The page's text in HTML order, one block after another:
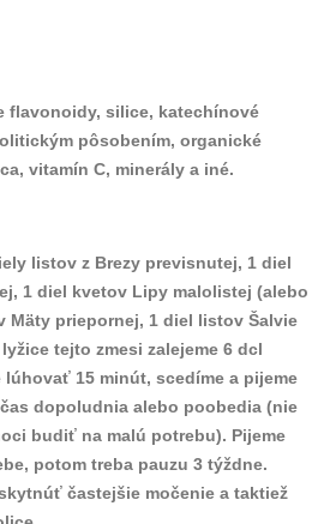
flavonoidy, silice, katechínové
pôsobením, organické
vitamín C, minerály a iné.
listov z Brezy previsnutej, 1 diel
1 diel kvetov Lipy malolistej (alebo
priepornej, 1 diel listov Šalvie
tejto zmesi zalejeme 6 dcl
lúhovať 15 minút, scedíme a pijeme
dopoludnia alebo poobedia (nie
budiť na malú potrebu). Pijeme
potom treba pauzu 3 týždne.
častejšie močenie a taktiež